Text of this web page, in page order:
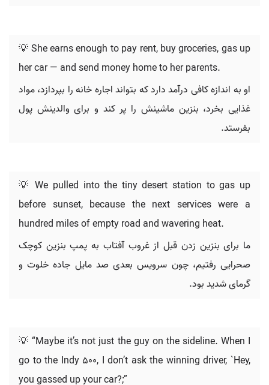
💡 She earns enough to pay rent, buy groceries, gas up
her car — and send money home to her parents.
او به اندازه کافی درآمد دارد که بتواند اجاره خانه را بپردازد، مواد
غذایی بخرد، بنزین ماشینش را پر کند و برای والدینش پول
بفرستد.
💡 We pulled into the tiny desert station to gas up
before sunset, because the next services were a
hundred miles of empty road and wavering heat.
ما برای بنزین زدن قبل از غروب آفتاب به پمپ بنزین کوچک
صحرایی رفتیم، چون سرویس بعدی صد مایل جاده خلوت و
گرمای شدید بود.
💡 “Maybe it’s not just the guy on the sideline. When I
go to the Indy 500, I don’t ask the winning driver, `Hey,
you gassed up your car?;”